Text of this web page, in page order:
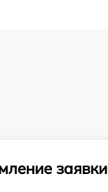
заявки